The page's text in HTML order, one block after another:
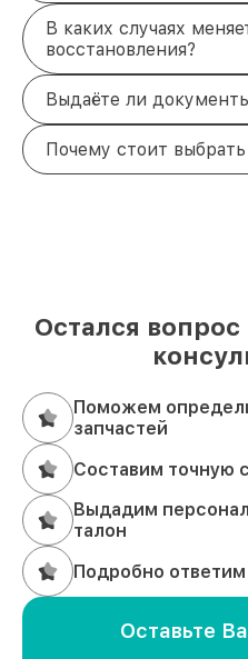
В каких случаях
восстановления?
Выдаёте ли
Почему стоит
Остался
Поможем
запчастей
Составим точную
Выдадим
талон
Подробно
Оставьте